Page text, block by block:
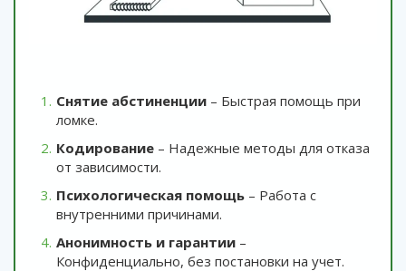
Снятие абстиненции – Быстрая помощь при
ломке.
Кодирование – Надежные методы для отказа
от зависимости.
Психологическая помощь – Работа с
внутренними причинами.
Анонимность и гарантии –
Конфиденциально, без постановки на учет.